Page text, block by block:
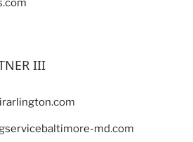
III
md.com